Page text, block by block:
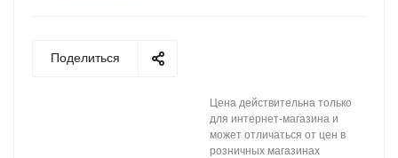
Поделиться
Цена действительна только
для интернет-магазина и
может отличаться от цен в
розничных магазинах